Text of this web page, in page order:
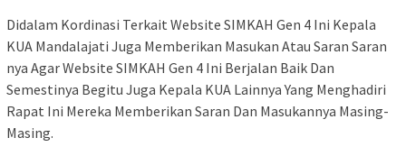
Didalam Kordinasi Terkait Website SIMKAH Gen 4 Ini Kepala
KUA Mandalajati Juga Memberikan Masukan Atau Saran Saran
nya Agar Website SIMKAH Gen 4 Ini Berjalan Baik Dan
Semestinya Begitu Juga Kepala KUA Lainnya Yang Menghadiri
Rapat Ini Mereka Memberikan Saran Dan Masukannya Masing-
Masing.